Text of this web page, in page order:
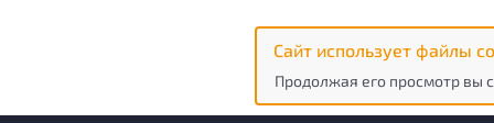
Сайт использует файлы
Продолжая его просмотр вы